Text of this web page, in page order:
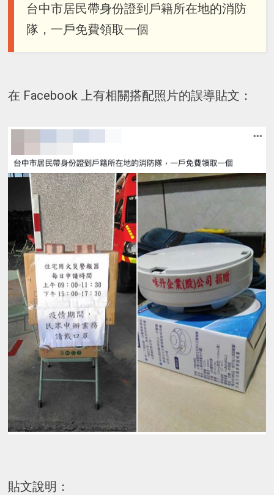
台中市居民帶身份證到戶籍所在地的消防
隊，一戶免費領取一個
在 Facebook 上有相關搭配照片的誤導貼文：
貼文說明：